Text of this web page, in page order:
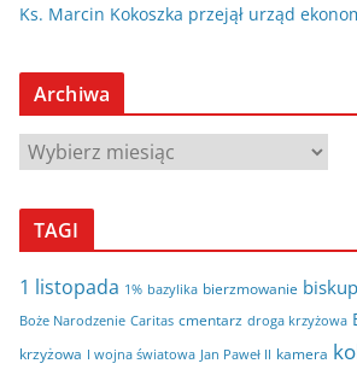
Ks. Marcin Kokoszka przejął urząd
Archiwa
A
r
c
w
a
TAGI
1 listopada 1% bazylika bierzmowanie
Boże Narodzenie Caritas cmentarz droga krzyżowa
krzyżowa I wojna światowa Jan Paweł II kamera